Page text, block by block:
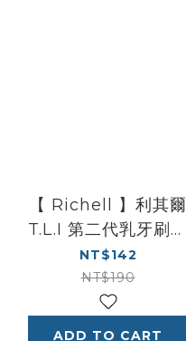
【 Richell 】利其爾
T.L.I 第二代乳牙刷系
列 | 纖柔毛家長輔助用
嬰幼兒牙刷 指套型組
合
NT$142
NT$190
ADD TO CART